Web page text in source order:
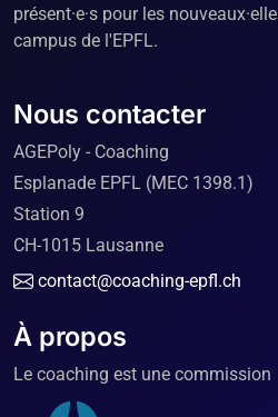
présent·e·s pour les
campus de l'EPFL.
Nous contacter
AGEPoly - Coaching
Esplanade EPFL (MEC 1398.1)
Station 9
CH-1015 Lausanne
contact@coaching-epfl.ch
À propos
Le coaching est une commission